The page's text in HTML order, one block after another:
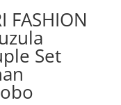
FASHION
Set